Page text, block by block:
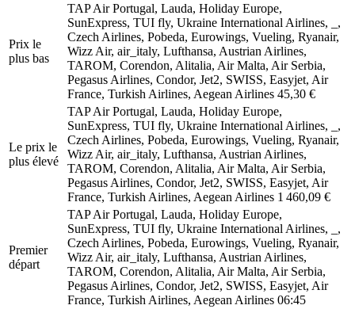
Prix ​​le
plus bas
TAP Air Portugal, Lauda, Holiday Europe,
SunExpress, TUI fly, Ukraine International Airlines, _,
Czech Airlines, Pobeda, Eurowings, Vueling, Ryanair,
Wizz Air, air_italy, Lufthansa, Austrian Airlines,
TAROM, Corendon, Alitalia, Air Malta, Air Serbia,
Pegasus Airlines, Condor, Jet2, SWISS, Easyjet, Air
France, Turkish Airlines, Aegean Airlines 45,30 €
Le prix le
plus élevé
TAP Air Portugal, Lauda, Holiday Europe,
SunExpress, TUI fly, Ukraine International Airlines, _,
Czech Airlines, Pobeda, Eurowings, Vueling, Ryanair,
Wizz Air, air_italy, Lufthansa, Austrian Airlines,
TAROM, Corendon, Alitalia, Air Malta, Air Serbia,
Pegasus Airlines, Condor, Jet2, SWISS, Easyjet, Air
France, Turkish Airlines, Aegean Airlines 1 460,09 €
Premier
départ
TAP Air Portugal, Lauda, Holiday Europe,
SunExpress, TUI fly, Ukraine International Airlines, _,
Czech Airlines, Pobeda, Eurowings, Vueling, Ryanair,
Wizz Air, air_italy, Lufthansa, Austrian Airlines,
TAROM, Corendon, Alitalia, Air Malta, Air Serbia,
Pegasus Airlines, Condor, Jet2, SWISS, Easyjet, Air
France, Turkish Airlines, Aegean Airlines 06:45